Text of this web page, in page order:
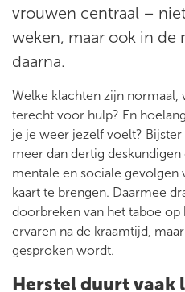
vrouwen centraal –
weken, maar ook in de
daarna.
Welke klachten zijn normaal,
terecht voor hulp? En
je je weer jezelf voelt?
meer dan dertig deskundigen
mentale en sociale gevolgen
kaart te brengen. Daarmee
doorbreken van het taboe
ervaren na de kraamtijd,
gesproken wordt.
Herstel duurt vaak